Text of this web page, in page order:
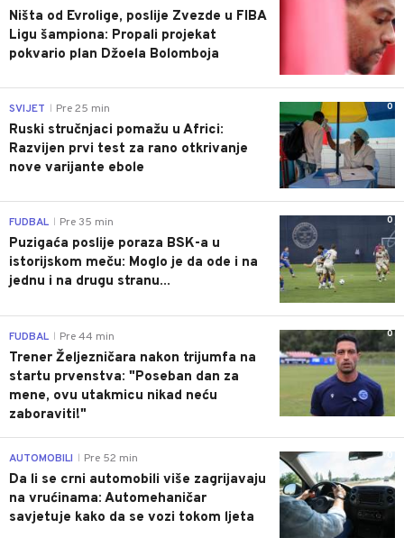
Ništa od Evrolige, poslije Zvezde u FIBA
Ligu šampiona: Propali projekat
pokvario plan Džoela Bolomboja
0
SVIJET Pre 25 min
Ruski stručnjaci pomažu u Africi:
Razvijen prvi test za rano otkrivanje
nove varijante ebole
0
FUDBAL Pre 35 min
Puzigaća poslije poraza BSK-a u
istorijskom meču: Moglo je da ode i na
jednu i na drugu stranu...
0
FUDBAL Pre 44 min
Trener Željezničara nakon trijumfa na
startu prvenstva: "Poseban dan za
mene, ovu utakmicu nikad neću
zaboraviti!"
AUTOMOBILI Pre 52 min
Da li se crni automobili više zagrijavaju
na vrućinama: Automehaničar
savjetuje kako da se vozi tokom ljeta